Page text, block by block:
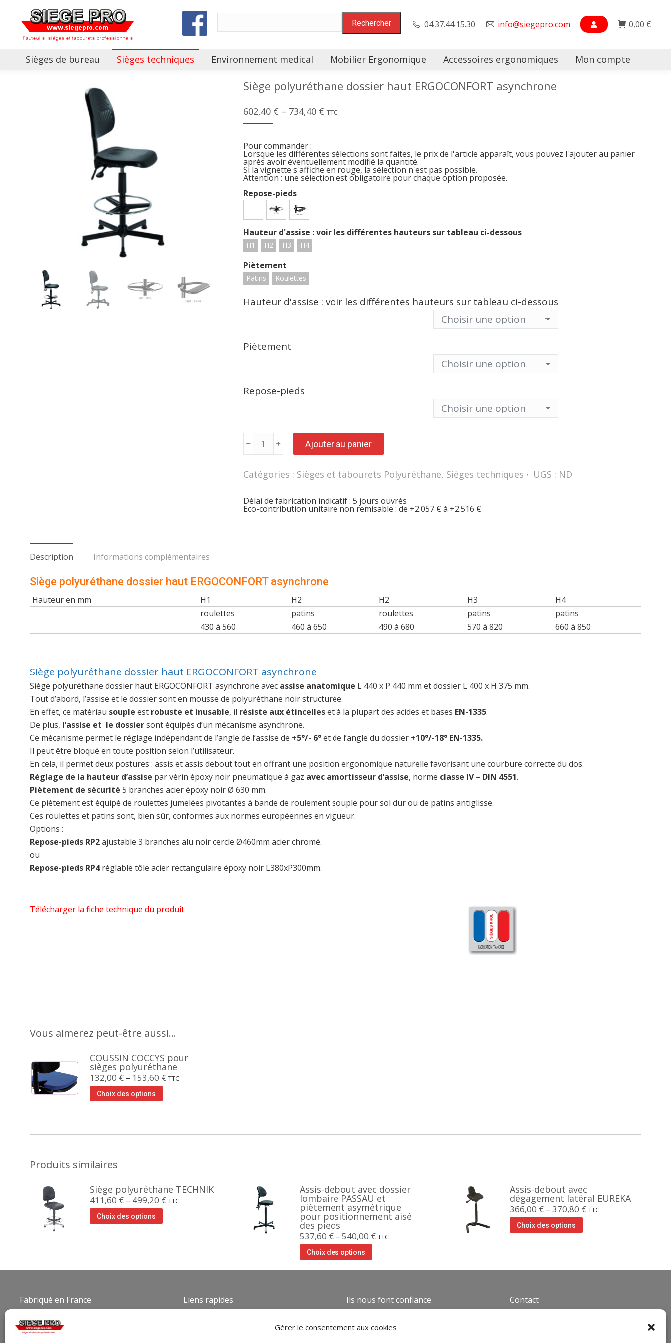
Gérer le consentement aux cookies
04.37.44.15.30 info@siegepro.com 0,00 €
Sièges de bureau Sièges techniques Environnement medical Mobilier Ergonomique Accessoires ergonomiques Mon compte
Siège polyuréthane dossier haut ERGOCONFORT asynchrone
602,40 € – 734,40 € TTC
Pour commander :
Lorsque les différentes sélections sont faites, le prix de l'article apparaît, vous pouvez l'ajouter au panier
après avoir éventuellement modifié la quantité.
Si la vignette s'affiche en rouge, la sélection n'est pas possible.
Attention : une sélection est obligatoire pour chaque option proposée.
Repose-pieds
Hauteur d'assise : voir les différentes hauteurs sur tableau ci-dessous
H1 H2 H3 H4
Piètement
Patins Roulettes
Hauteur d'assise : voir les différentes hauteurs sur tableau ci-dessous
Piètement
Repose-pieds
quantité
de
Siège
dossier
haut
Ajouter au panier
Catégories : Sièges et tabourets Polyuréthane, Sièges techniques UGS : ND
Délai de fabrication indicatif : 5 jours ouvrés
Eco-contribution unitaire non remisable : de +2.057 € à +2.516 €
Description Informations complémentaires
Siège polyuréthane dossier haut ERGOCONFORT asynchrone
Hauteur en mm H1 H2 H2 H3
H4
roulettes
patins roulettes patins
patins
430 à 560
460 à 650 490 à 680 570 à 820 660 à 850
Siège polyuréthane dossier haut ERGOCONFORT asynchrone
Siège polyuréthane dossier haut ERGOCONFORT asynchrone avec assise anatomique L 440 x P 440 mm et dossier L 400 x H 375 mm.
Tout d’abord, l’assise et le dossier sont en mousse de polyuréthane noir structurée.
En effet, ce matériau souple est robuste et inusable, il résiste aux étincelleset à la plupart des acides et bases EN-1335.
De plus, l’assise et le dossiersont équipés d’un mécanisme asynchrone.
Ce mécanisme permet le réglage indépendant de l’angle de l’assise de +5°/- 6°et de l’angle du dossier +10°/-18° EN-1335.
Il peut être bloqué en toute position selon l’utilisateur.
En cela, il permet deux postures : assis et assis debout tout en offrant une position ergonomique naturelle favorisant une courbure correcte du dos.
Réglage de la hauteur d’assise par vérin époxy noir pneumatique à gaz avec amortisseur d’assise, norme classe IV – DIN 4551.
Piètement de sécurité 5 branches acier époxy noir Ø 630 mm.
Ce piètement est équipé de roulettes jumelées pivotantes à bande de roulement souple pour sol dur ou de patins antiglisse.
Ces roulettes et patins sont, bien sûr, conformes aux normes européennes en vigueur.
Options :
Repose-pieds RP2ajustable 3 branches alu noir cercle Ø460mm acier chromé.
ou
Repose-pieds RP4réglable tôle acier rectangulaire époxy noir L380xP300mm.
Télécharger la fiche technique du produit
Vous aimerez peut-être aussi…
COUSSIN COCCYS pour
sièges polyuréthane
132,00 € – 153,60 € TTC
Choix des options
Produits similaires
Siège polyuréthane TECHNIK
411,60 € – 499,20 € TTC
Choix des options
Assis-debout avec dossier
lombaire PASSAU et
piètement asymétrique
pour positionnement aisé
des pieds
537,60 € –540,00 € TTC
Choix des options
Assis-debout avec
dégagement latéral EUREKA
366,00 €– 370,80 € TTC
Choix des options
Fabriqué en France Liens rapides
Conditions générales de vente
Ils nous font confiance Contact